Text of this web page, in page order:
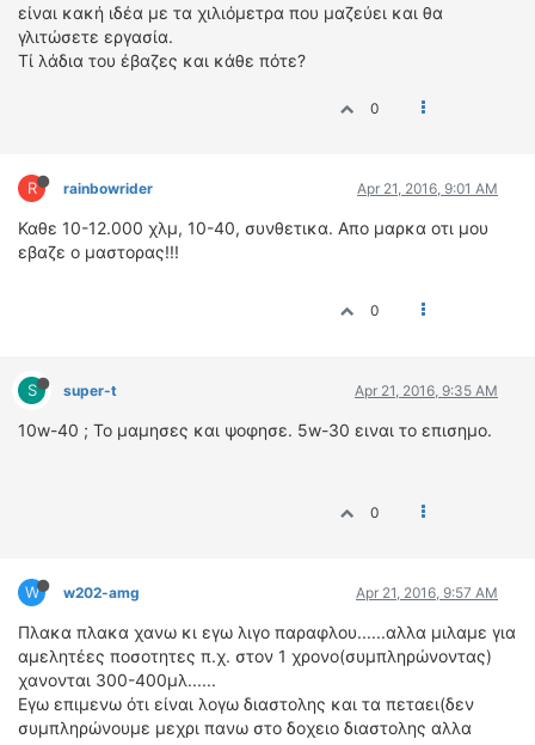
είναι κακή ιδέα με τα χιλιόμετρα που μαζεύει και θα
γλιτώσετε εργασία.
Τί λάδια του έβαζες και κάθε πότε?
0
R rainbowrider Apr 21, 2016, 9:01 AM
Καθε 10-12.000 χλμ, 10-40, συνθετικα. Απο μαρκα οτι μου
εβαζε ο μαστορας!!!
0
S super-t Apr 21, 2016, 9:35 AM
10w-40 ; Το μαμησες και ψοφησε. 5w-30 ειναι το επισημο.
0
W w202-amg Apr 21, 2016, 9:57 AM
Πλακα πλακα χανω κι εγω λιγο παραφλου......αλλα μιλαμε για
αμελητέες ποσοτητες π.χ. στον 1 χρονο(συμπληρώνοντας)
χανονται 300-400μλ......
Εγω επιμενω ότι είναι λογω διαστολης και τα πεταει(δεν
συμπληρώνουμε μεχρι πανω στο δοχειο διαστολης αλλα